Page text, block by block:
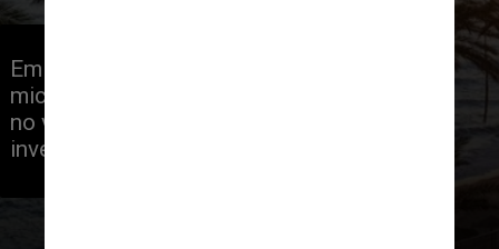
Em razão disso a região possui um
microclima, com dias menos quentes
no verão e dias ensolarados no
inverno